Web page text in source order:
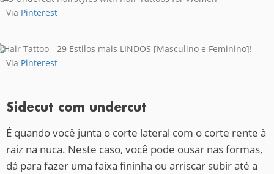
Via Pinterest
Via Pinterest
Sidecut com undercut
É quando você junta o corte lateral com o corte rente à
raiz na nuca. Neste caso, você pode ousar nas formas,
dá para fazer uma faixa fininha ou arriscar subir até a